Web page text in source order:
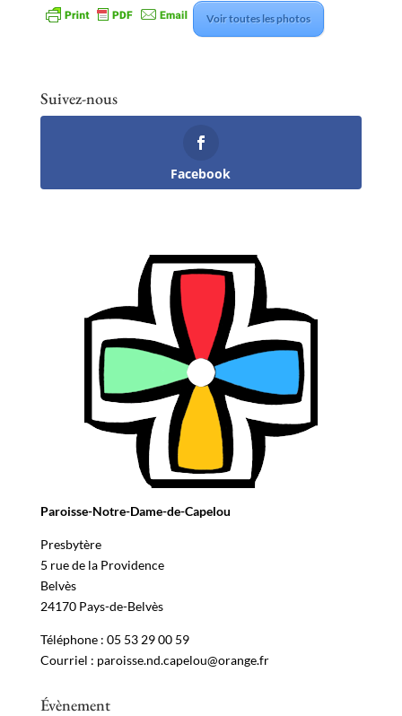
Voir toutes les photos
Suivez-nous
Facebook
Paroisse-Notre-Dame-de-Capelou
Presbytère
5 rue de la Providence
Belvès
24170 Pays-de-Belvès
Téléphone : 05 53 29 00 59
Courriel : paroisse.nd.capelou@orange.fr
Évènement